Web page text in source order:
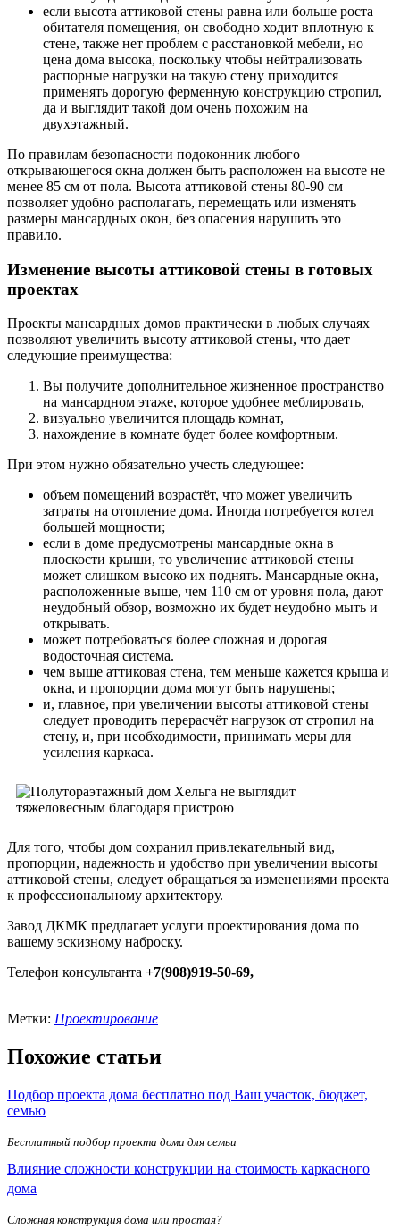
если высота аттиковой стены равна или больше роста
обитателя помещения, он свободно ходит вплотную к
стене, также нет проблем с расстановкой мебели, но
цена дома высока, поскольку чтобы нейтрализовать
распорные нагрузки на такую стену приходится
применять дорогую ферменную конструкцию стропил,
да и выглядит такой дом очень похожим на
двухэтажный.
По правилам безопасности подоконник любого
открывающегося окна должен быть расположен на высоте не
менее 85 см от пола. Высота аттиковой стены 80-90 см
позволяет удобно располагать, перемещать или изменять
размеры мансардных окон, без опасения нарушить это
правило.
Изменение высоты аттиковой стены в готовых
проектах
Проекты мансардных домов практически в любых случаях
позволяют увеличить высоту аттиковой стены, что дает
следующие преимущества:
Вы получите дополнительное жизненное пространство
на мансардном этаже, которое удобнее меблировать,
визуально увеличится площадь комнат,
нахождение в комнате будет более комфортным.
При этом нужно обязательно учесть следующее:
объем помещений возрастёт, что может увеличить
затраты на отопление дома. Иногда потребуется котел
большей мощности;
если в доме предусмотрены мансардные окна в
плоскости крыши, то увеличение аттиковой стены
может слишком высоко их поднять. Мансардные окна,
расположенные выше, чем 110 см от уровня пола, дают
неудобный обзор, возможно их будет неудобно мыть и
открывать.
может потребоваться более сложная и дорогая
водосточная система.
чем выше аттиковая стена, тем меньше кажется крыша и
окна, и пропорции дома могут быть нарушены;
и, главное, при увеличении высоты аттиковой стены
следует проводить перерасчёт нагрузок от стропил на
стену, и, при необходимости, принимать меры для
усиления каркаса.
Для того, чтобы дом сохранил привлекательный вид,
пропорции, надежность и удобство при увеличении высоты
аттиковой стены, следует обращаться за изменениями проекта
к профессиональному архитектору.
Завод ДКМК предлагает услуги проектирования дома по
вашему эскизному наброску.
Телефон консультанта +7(908)919-50-69,
Метки: Проектирование
Похожие статьи
Подбор проекта дома бесплатно под Ваш участок, бюджет,
семью
Бесплатный подбор проекта дома для семьи
Влияние сложности конструкции на стоимость каркасного
дома
Сложная конструкция дома или простая?